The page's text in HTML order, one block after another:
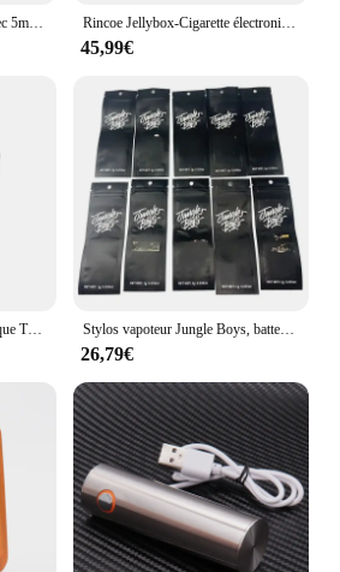
Vaporesso-Armor GS Kit avec 5ml, 80W, Cartouche Pod, Fit GTX Coil, Electronic Laguna ette Box, MOD Vaporizer, Original Rincoe Jellybox-Cigarette électronique 228W, kit de vapotage par les touristes, batterie 18650, 624.8 ml, 0.3/0,15 ohm, maille bobine E, Laguna ette, vaporisateur 510 précieux
45,99€
Lost Vape-Cigarette électronique Thelema Elite Art 40, kit 40W, batterie 1400mAh, cartouche 3ml E Plus Stylos vapoteur Jungle Boys, batterie aste, bobine en céramique, vaporisateur d'huile Afrioptics, Ecig avec emballage en boîte, 1ml, 380mAh, 5 pièces, 10 pièces
26,79€